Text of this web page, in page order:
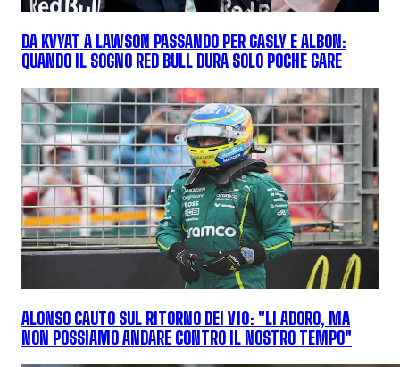
DA KVYAT A LAWSON PASSANDO PER GASLY E ALBON:
QUANDO IL SOGNO RED BULL DURA SOLO POCHE GARE
ALONSO CAUTO SUL RITORNO DEI V10: "LI ADORO, MA
NON POSSIAMO ANDARE CONTRO IL NOSTRO TEMPO"